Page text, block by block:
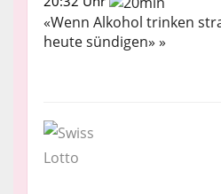
«Wenn Alkohol trinken
heute sündigen» »